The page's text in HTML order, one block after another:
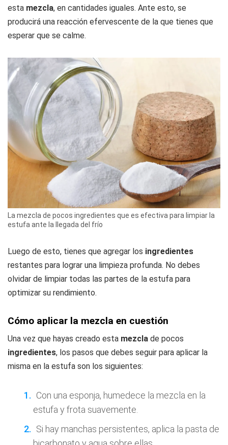
esta mezcla, en cantidades iguales. Ante esto, se
producirá una reacción efervescente de la que tienes que
esperar que se calme.
La mezcla de pocos ingredientes que es efectiva para limpiar la
estufa ante la llegada del frío
Luego de esto, tienes que agregar los ingredientes
restantes para lograr una limpieza profunda. No debes
olvidar de limpiar todas las partes de la estufa para
optimizar su rendimiento.
Cómo aplicar la mezcla en cuestión
Una vez que hayas creado esta mezcla de pocos
ingredientes, los pasos que debes seguir para aplicar la
misma en la estufa son los siguientes:
Con una esponja, humedece la mezcla en la
estufa y frota suavemente.
Si hay manchas persistentes, aplica la pasta de